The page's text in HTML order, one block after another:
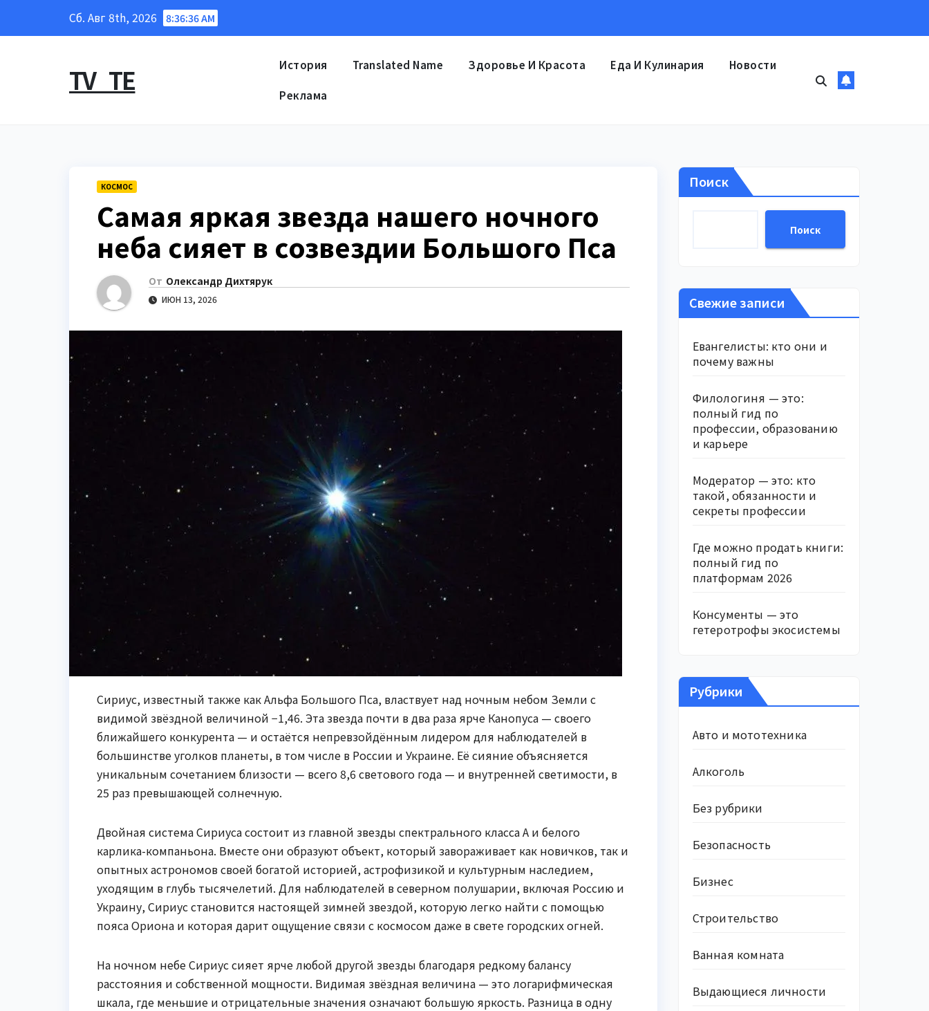
Сб. Авг 8th, 2026 8:36:37 AM
TV_TE История Translated Name Здоровье И Красота Еда И Кулинария Новости
Реклама
КОСМОС
Самая яркая звезда нашего ночного
неба сияет в созвездии Большого Пса
От Олександр Дихтярук
ИЮН 13, 2026
Сириус, известный также как Альфа Большого Пса, властвует над ночным небом Земли с
видимой звёздной величиной −1,46. Эта звезда почти в два раза ярче Канопуса — своего
ближайшего конкурента — и остаётся непревзойдённым лидером для наблюдателей в
большинстве уголков планеты, в том числе в России и Украине. Её сияние объясняется
уникальным сочетанием близости — всего 8,6 светового года — и внутренней светимости, в
25 раз превышающей солнечную.
Двойная система Сириуса состоит из главной звезды спектрального класса A и белого
карлика-компаньона. Вместе они образуют объект, который завораживает как новичков, так и
опытных астрономов своей богатой историей, астрофизикой и культурным наследием,
уходящим в глубь тысячелетий. Для наблюдателей в северном полушарии, включая Россию и
Украину, Сириус становится настоящей зимней звездой, которую легко найти с помощью
пояса Ориона и которая дарит ощущение связи с космосом даже в свете городских огней.
На ночном небе Сириус сияет ярче любой другой звезды благодаря редкому балансу
расстояния и собственной мощности. Видимая звёздная величина — это логарифмическая
шкала, где меньшие и отрицательные значения означают большую яркость. Разница в одну
Поиск
Поиск
Свежие записи
Евангелисты: кто они и
почему важны
Филологиня — это:
полный гид по
профессии, образованию
и карьере
Модератор — это: кто
такой, обязанности и
секреты профессии
Где можно продать книги:
полный гид по
платформам 2026
Консументы — это
гетеротрофы экосистемы
Рубрики
Авто и мототехника
Алкоголь
Без рубрики
Безопасность
Бизнес
Строительство
Ванная комната
Выдающиеся личности